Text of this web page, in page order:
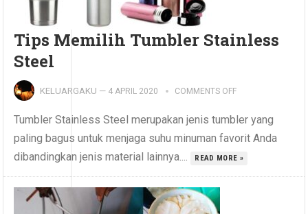
Tips Memilih Tumbler Stainless
Steel
KELUARGAKU — 4 APRIL 2020 COMMENTS OFF
Tumbler Stainless Steel merupakan jenis tumbler yang
paling bagus untuk menjaga suhu minuman favorit Anda
dibandingkan jenis material lainnya....
READ MORE »